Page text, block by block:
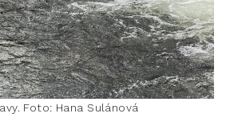
Foto: Hana Sulánová